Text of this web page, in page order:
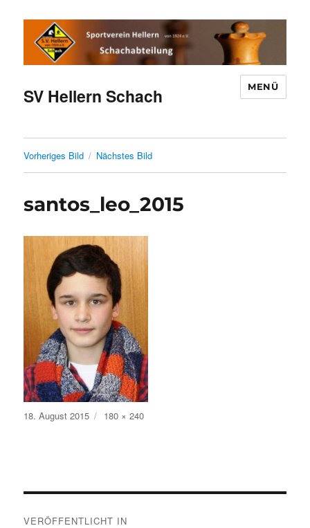
SV Hellern Schach MENÜ
Vorheriges Bild Nächstes Bild
santos_leo_2015
Veröffentlicht
am
18. August 2015 Volle
Größe
180 × 240
VERÖFFENTLICHT IN